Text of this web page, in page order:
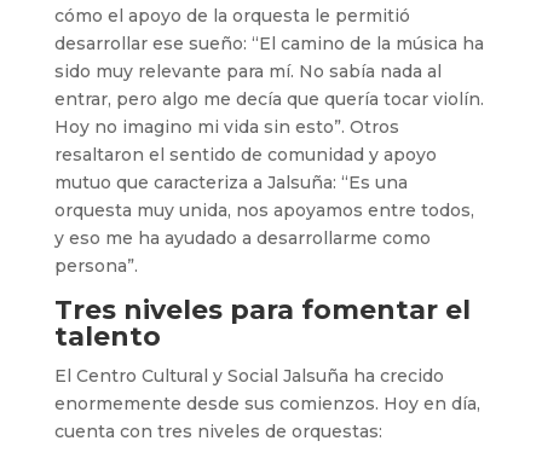
cómo el apoyo de la orquesta le permitió
desarrollar ese sueño: “El camino de la música ha
sido muy relevante para mí. No sabía nada al
entrar, pero algo me decía que quería tocar violín.
Hoy no imagino mi vida sin esto”. Otros
resaltaron el sentido de comunidad y apoyo
mutuo que caracteriza a Jalsuña: “Es una
orquesta muy unida, nos apoyamos entre todos,
y eso me ha ayudado a desarrollarme como
persona”.
Tres niveles para fomentar el
talento
El Centro Cultural y Social Jalsuña ha crecido
enormemente desde sus comienzos. Hoy en día,
cuenta con tres niveles de orquestas: